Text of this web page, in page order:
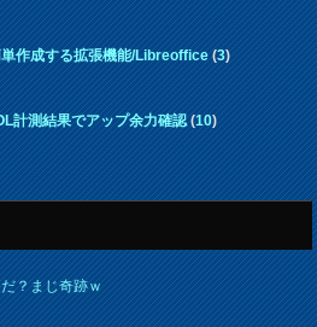
作成する拡張機能/Libreoffice(3)
計測結果でアップ余力確認(10)
？まじ奇跡ｗ